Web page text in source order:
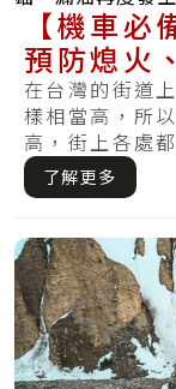
【機車
預防熄火
度發生？
在台灣的街道
樣相當高，所
高，街上各處
車族而.....
了解更多